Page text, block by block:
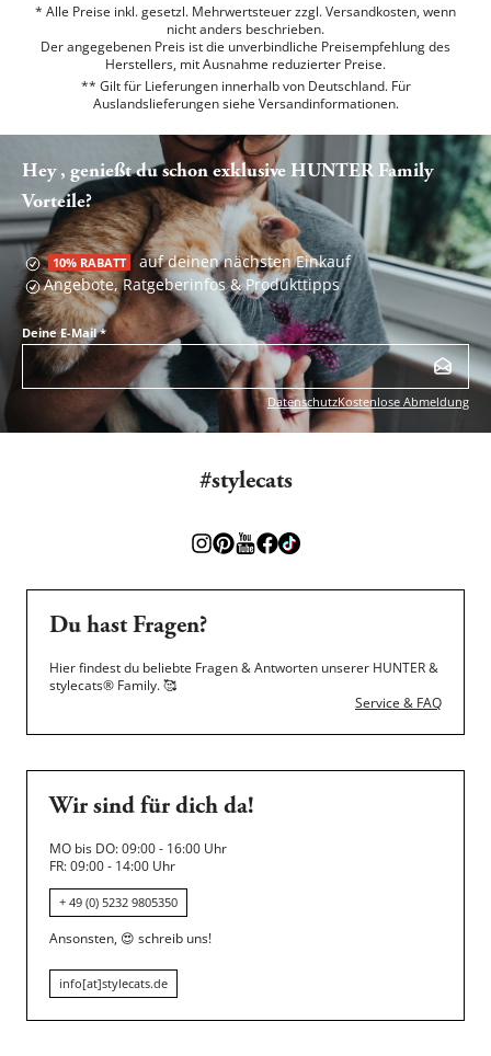
* Alle Preise inkl. gesetzl. Mehrwertsteuer zzgl. Versandkosten, wenn
nicht anders beschrieben.
Der angegebenen Preis ist die unverbindliche Preisempfehlung des
Herstellers, mit Ausnahme reduzierter Preise.
** Gilt für Lieferungen innerhalb von Deutschland. Für
Auslandslieferungen siehe Versandinformationen.
Hey , genießt du schon exklusive HUNTER Family
Vorteile?
10% RABATT auf deinen nächsten Einkauf
Angebote, Ratgeberinfos & Produkttipps
Deine E-Mail*
DatenschutzKostenlose Abmeldung
#stylecats
Du hast Fragen?
Hier findest du beliebte Fragen & Antworten unserer HUNTER &
stylecats® Family.🥰
Service & FAQ
Wir sind für dich da!
MO bis DO: 09:00 - 16:00 Uhr
FR: 09:00 - 14:00 Uhr
+ 49 (0) 5232 9805350
Ansonsten, 😍 schreib uns!
info[at]stylecats.de